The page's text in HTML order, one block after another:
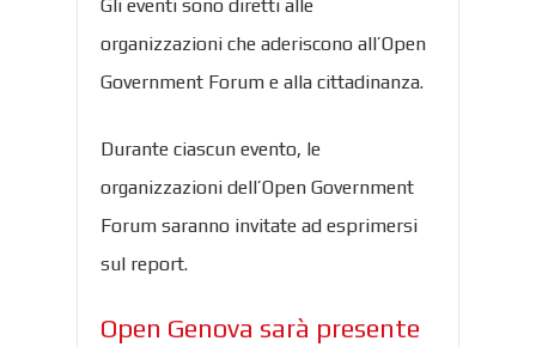
Gli eventi sono diretti alle
organizzazioni che aderiscono all’Open
Government Forum e alla cittadinanza.
Durante ciascun evento, le
organizzazioni dell’Open Government
Forum saranno invitate ad esprimersi
sul report.
Open Genova sarà presente